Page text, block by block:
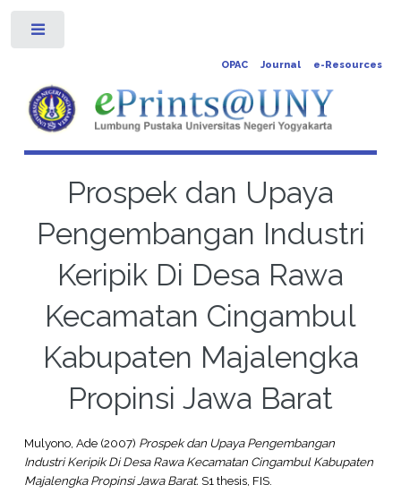
OPAC Journal e-Resources
Prospek dan Upaya
Pengembangan Industri
Keripik Di Desa Rawa
Kecamatan Cingambul
Kabupaten Majalengka
Propinsi Jawa Barat
Mulyono, Ade(2007) Prospek dan Upaya Pengembangan
Industri Keripik Di Desa Rawa Kecamatan Cingambul Kabupaten
Majalengka Propinsi Jawa Barat. S1 thesis, FIS.